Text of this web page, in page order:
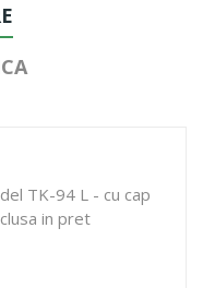
TK-94 L - cu cap
in pret